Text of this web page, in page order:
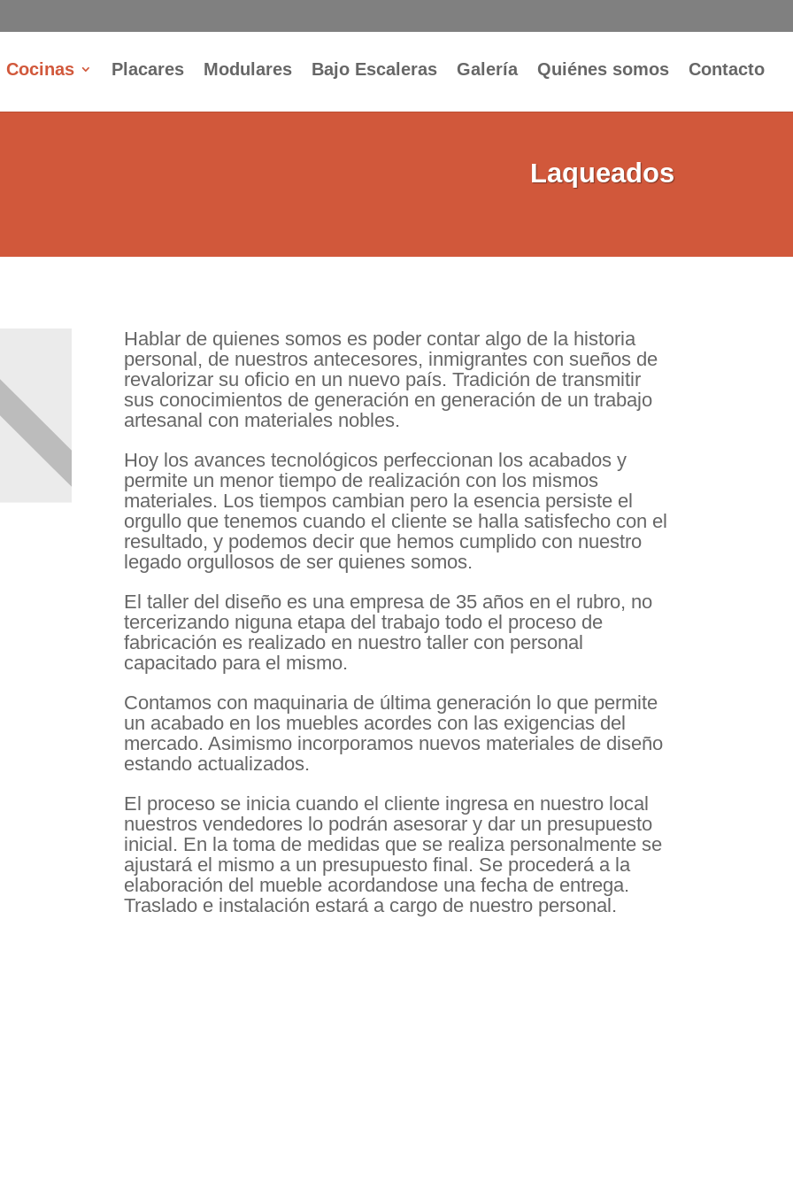
Cocinas Placares Modulares Bajo Escaleras Galería Quiénes somos Contacto
Laqueados
Hablar de quienes somos es poder contar algo de la historia
personal, de nuestros antecesores, inmigrantes con sueños de
revalorizar su oficio en un nuevo país. Tradición de transmitir
sus conocimientos de generación en generación de un trabajo
artesanal con materiales nobles.
Hoy los avances tecnológicos perfeccionan los acabados y
permite un menor tiempo de realización con los mismos
materiales. Los tiempos cambian pero la esencia persiste el
orgullo que tenemos cuando el cliente se halla satisfecho con el
resultado, y podemos decir que hemos cumplido con nuestro
legado orgullosos de ser quienes somos.
El taller del diseño es una empresa de 35 años en el rubro, no
tercerizando niguna etapa del trabajo todo el proceso de
fabricación es realizado en nuestro taller con personal
capacitado para el mismo.
Contamos con maquinaria de última generación lo que permite
un acabado en los muebles acordes con las exigencias del
mercado. Asimismo incorporamos nuevos materiales de diseño
estando actualizados.
El proceso se inicia cuando el cliente ingresa en nuestro local
nuestros vendedores lo podrán asesorar y dar un presupuesto
inicial. En la toma de medidas que se realiza personalmente se
ajustará el mismo a un presupuesto final. Se procederá a la
elaboración del mueble acordandose una fecha de entrega.
Traslado e instalación estará a cargo de nuestro personal.